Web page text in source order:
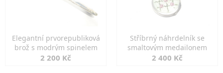
Elegantní prvorepubliková
brož s modrým spinelem
2 200 Kč
Stříbrný náhrdelník se
smaltovým medailonem
2 400 Kč